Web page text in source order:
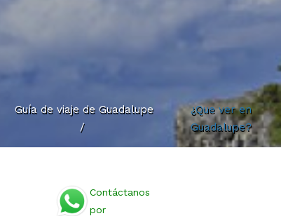
Guía de viaje de Guadalupe
/
¿Que ver en
Guadalupe?
Contáctanos
por